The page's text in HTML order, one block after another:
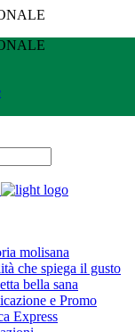
molisana
che spiega il gusto
bella sana
e Promo
Express